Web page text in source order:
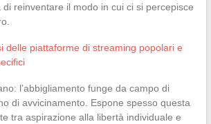
reinventare il modo in cui ci si percepisce
delle piattaforme di streaming popolari e
l’abbigliamento funge da campo di
di avvicinamento. Espone spesso questa
tra aspirazione alla libertà individuale e